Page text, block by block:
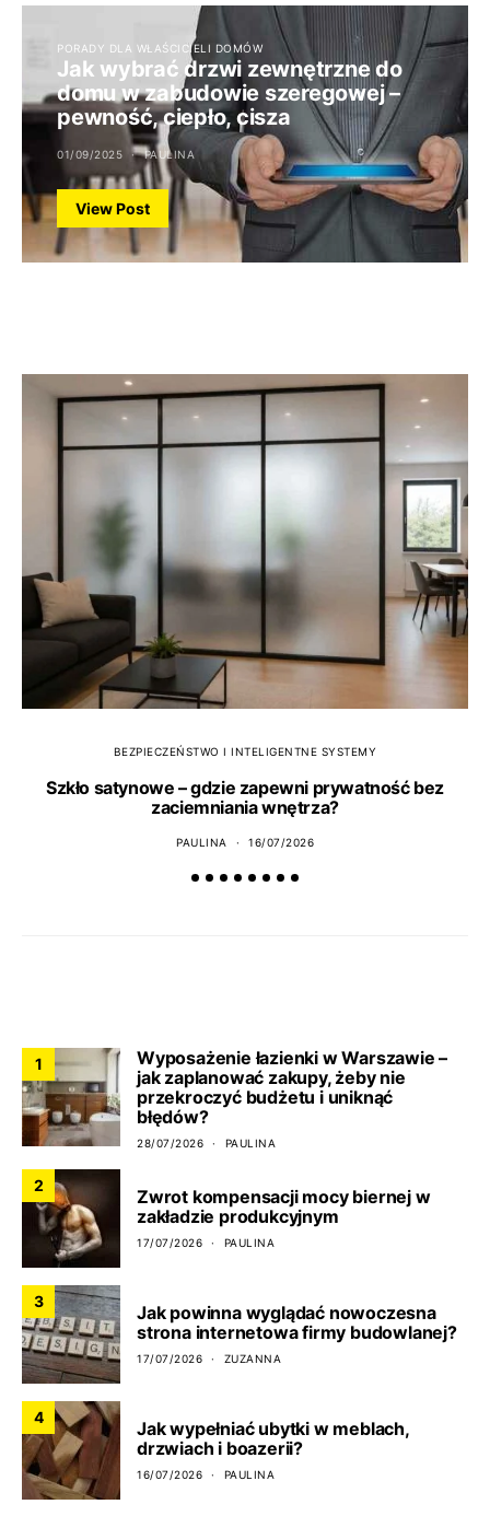
PORADY DLA WŁAŚCICIELI DOMÓW
Jak wybrać drzwi zewnętrzne do
domu w zabudowie szeregowej –
pewność, ciepło, cisza
01/09/2025 PAULINA
View Post
BEZPIECZEŃSTWO I INTELIGENTNE SYSTEMY
Szkło satynowe – gdzie zapewni prywatność bez
zaciemniania wnętrza?
PAULINA 16/07/2026
1
Wyposażenie łazienki w Warszawie –
jak zaplanować zakupy, żeby nie
przekroczyć budżetu i uniknąć
błędów?
28/07/2026 PAULINA
2
Zwrot kompensacji mocy biernej w
zakładzie produkcyjnym
17/07/2026 PAULINA
3
Jak powinna wyglądać nowoczesna
strona internetowa firmy budowlanej?
17/07/2026 ZUZANNA
4
Jak wypełniać ubytki w meblach,
drzwiach i boazerii?
16/07/2026 PAULINA